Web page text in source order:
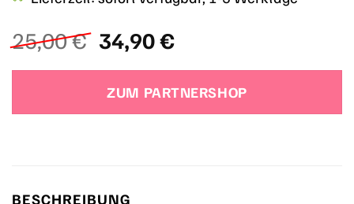
25,00€ Ursprünglicher
Preis
war:
25,00 €
34,90€Aktueller
ist:
34,90 €.
ZUM PARTNERSHOP
BESCHREIBUNG